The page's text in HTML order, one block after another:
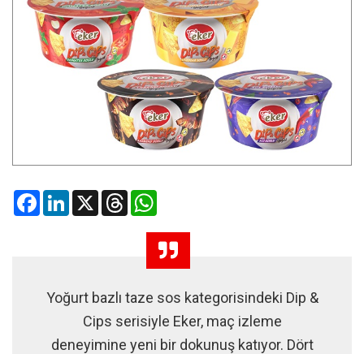
FacebookLinkedIn
X Threads
Yoğurt bazlı taze sos kategorisindeki Dip &
Cips serisiyle Eker, maç izleme
deneyimine yeni bir dokunuş katıyor. Dört